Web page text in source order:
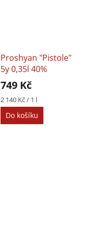
Proshyan "Pistole"
5y 0,35l 40%
749 Kč
Měrná
cena:
2 140 Kč / 1 l
Do košíku